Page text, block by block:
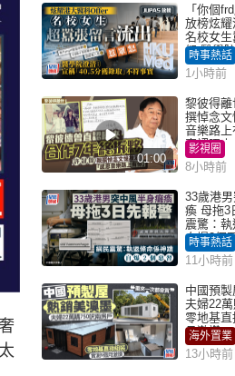
「你個
放榜炫
名校女生
怒 醫學
「40.5分
實｜Juicy
時事熱話
1小時前
01:00
黎彼得
撰悼念文
音樂路
直認唔夾
影視圈
8小時前
33歲港
瘓 母拖3
震驚：
自爆2個
時事熱話
11小時前
中國預
夫婦22
零地基直
月激讚
海外置業
13小時前